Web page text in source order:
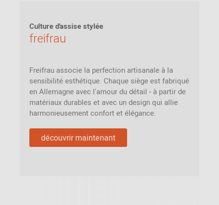
Culture d'assise stylée
freifrau
Freifrau associe la perfection artisanale à la
sensibilité esthétique. Chaque siège est fabriqué
en Allemagne avec l'amour du détail - à partir de
matériaux durables et avec un design qui allie
harmonieusement confort et élégance.
découvrir maintenant